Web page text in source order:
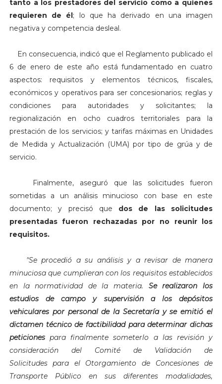
tanto a los prestadores del servicio como a quienes
requieren de él ; lo que ha derivado en una imagen
negativa y competencia desleal.
En consecuencia, indicó que el Reglamento publicado el
6 de enero de este año está fundamentado en cuatro
aspectos: requisitos y elementos técnicos, fiscales,
económicos y operativos para ser concesionarios; reglas y
condiciones para autoridades y solicitantes; la
regionalización en ocho cuadros territoriales para la
prestación de los servicios; y tarifas máximas en Unidades
de Medida y Actualización (UMA) por tipo de grúa y de
servicio.
Finalmente, aseguró que las solicitudes fueron
sometidas a un análisis minucioso con base en este
documento; y precisó que dos de las solicitudes
presentadas fueron rechazadas por no reunir los
requisitos.
"Se procedió a su análisis y a revisar de manera
minuciosa que cumplieran con los requisitos establecidos
en la normatividad de la materia. Se realizaron los
estudios de campo y supervisión a los depósitos
vehiculares por personal de la Secretaría y se emitió el
dictamen técnico de factibilidad para determinar dichas
peticionespara finalmente someterlo a las revisión y
consideración del Comité de Validación de
Solicitudespara el Otorgamiento de Concesiones de
Transporte Público en sus diferentes modalidades,